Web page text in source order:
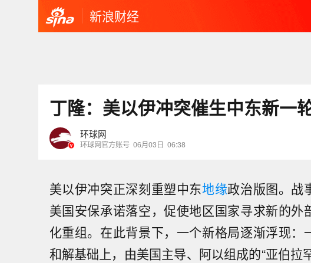
新浪财经
丁隆：美以伊冲突催生中东新一
环球网
环球网官方账号 06月03日 06:38
美以伊冲突正深刻重塑中东地缘政治版图。战
美国安保承诺落空，促使地区国家寻求新的外
化重组。在此背景下，一个新格局逐渐浮现：
和解基础上，由美国主导、阿以组成的“亚伯拉